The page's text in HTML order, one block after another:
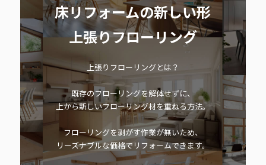
床リフォームの新しい形
上張りフローリング
上張りフローリングとは？
既存のフローリングを解体せずに、
上から新しいフローリング材を重ねる方法。
フローリングを剥がす作業が無いため、
リーズナブルな価格でリフォームできます。